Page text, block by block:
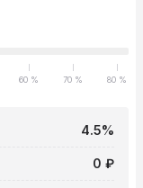
60 % 70 % 80 %
4.5%
0 ₽